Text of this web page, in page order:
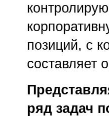
позиций, с
составляет
ряд задач